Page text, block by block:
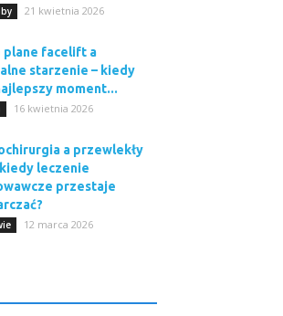
21 kwietnia 2026
plane facelift a
starzenie – kiedy
moment...
16 kwietnia 2026
a przewlekły
leczenie
przestaje
12 marca 2026